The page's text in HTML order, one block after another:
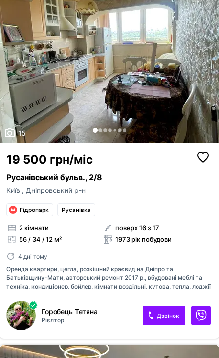
15
19 500 грн/міс
Русанівський бульв., 2/8
Київ , Дніпровський р-н
Гідропарк Русанівка
2 кімнати
56 / 34 / 12 м²
поверх 16 з 17
1973 рік побудови
4 дні тому
Оренда квартири, цегла, розкішний краєвид на Дніпро та
Батьківщину-Мати, авторський ремонт 2017 р., вбудовані меблі та
техніка, кондиціонер, бойлер, кімнати роздільні, кутова, тепла, лоджії
будинку.
Горобець Тетяна
Рієлтор
Дзвінок